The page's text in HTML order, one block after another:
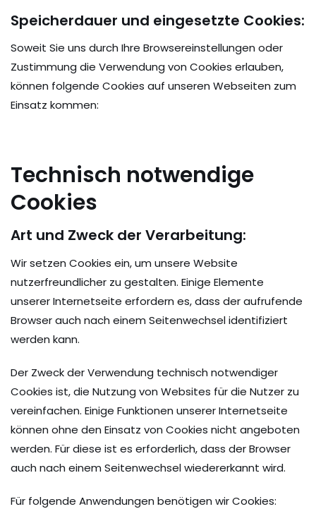
Speicherdauer und eingesetzte Cookies:
Soweit Sie uns durch Ihre Browsereinstellungen oder
Zustimmung die Verwendung von Cookies erlauben,
können folgende Cookies auf unseren Webseiten zum
Einsatz kommen:
Technisch notwendige
Cookies
Art und Zweck der Verarbeitung:
Wir setzen Cookies ein, um unsere Website
nutzerfreundlicher zu gestalten. Einige Elemente
unserer Internetseite erfordern es, dass der aufrufende
Browser auch nach einem Seitenwechsel identifiziert
werden kann.
Der Zweck der Verwendung technisch notwendiger
Cookies ist, die Nutzung von Websites für die Nutzer zu
vereinfachen. Einige Funktionen unserer Internetseite
können ohne den Einsatz von Cookies nicht angeboten
werden. Für diese ist es erforderlich, dass der Browser
auch nach einem Seitenwechsel wiedererkannt wird.
Für folgende Anwendungen benötigen wir Cookies: